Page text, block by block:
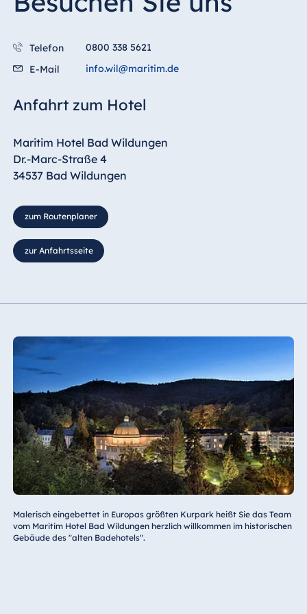
Malta
Spa Malta
Mauritius
Mauritius
Telefon
0800 338 5621
E-Mail
info.wil@maritim.de
Anfahrt zum Hotel
Maritim Hotel Bad Wildungen
Dr.-Marc-Straße 4
34537 Bad Wildungen
zum Routenplaner
zur Anfahrtsseite
Malerisch eingebettet in Europas größten Kurpark heißt Sie das Team
vom Maritim Hotel Bad Wildungen herzlich willkommen im historischen
Gebäude des "alten Badehotels".